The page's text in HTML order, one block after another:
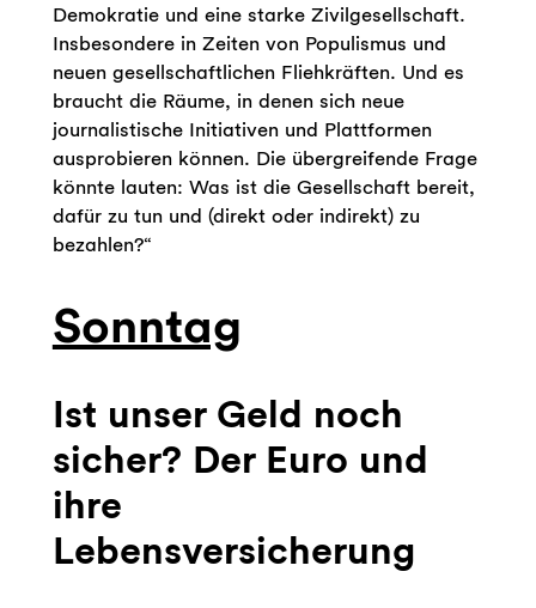
Demokratie und eine starke Zivilgesellschaft.
Insbesondere in Zeiten von Populismus und
neuen gesellschaftlichen Fliehkräften. Und es
braucht die Räume, in denen sich neue
journalistische Initiativen und Plattformen
ausprobieren können. Die übergreifende Frage
könnte lauten: Was ist die Gesellschaft bereit,
dafür zu tun und (direkt oder indirekt) zu
bezahlen?“
Sonntag
Ist unser Geld noch
sicher? Der Euro und
ihre
Lebensversicherung